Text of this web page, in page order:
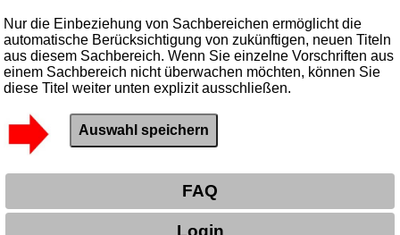
Nur die Einbeziehung von Sachbereichen ermöglicht die
automatische Berücksichtigung von zukünftigen, neuen Titeln
aus diesem Sachbereich. Wenn Sie einzelne Vorschriften aus
einem Sachbereich nicht überwachen möchten, können Sie
diese Titel weiter unten explizit ausschließen.
FAQ
Login